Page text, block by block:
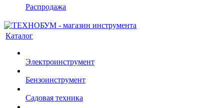
Распродажа
Каталог
Электроинструмент
Бензоинструмент
Садовая техника